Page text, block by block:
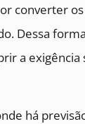
converter
Dessa
a exigência
há